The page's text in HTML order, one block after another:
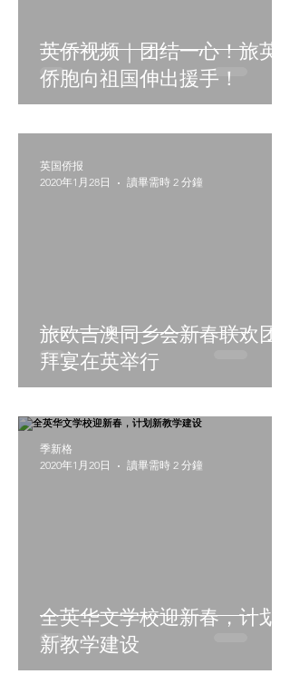
英侨视频｜团结一心！旅英
侨胞向祖国伸出援手！
旅欧吉澳同乡会新春联欢团
拜宴在英举行
英国侨报
2020年1月28日
讀畢需時 2 分鐘
全英华文学校迎新春，计划
新教学建设
季新格
2020年1月20日
讀畢需時 2 分鐘